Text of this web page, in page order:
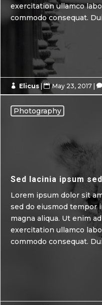
exercitation ullamco
commodo consequat.
 Elicus | May 23, 2017 
Photography
Sed lacinia ipsum
Lorem ipsum dolor sit
sed do eiusmod tempor
magna aliqua. Ut enim
exercitation ullamco
commodo consequat.